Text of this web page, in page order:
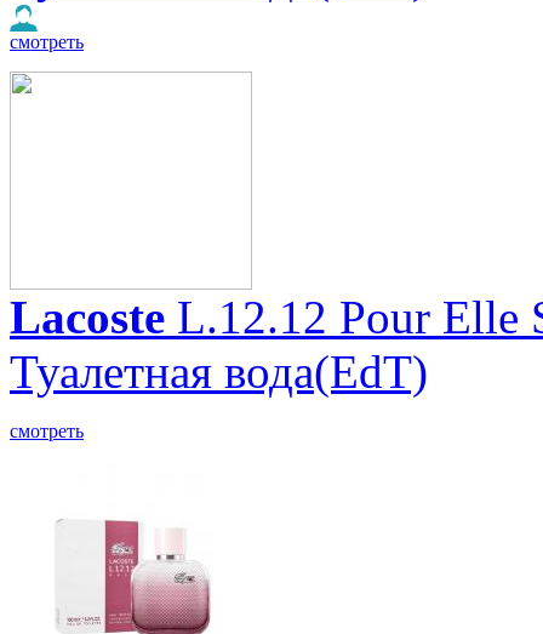
смотреть
Lacoste L.12.12 Pour Elle
Туалетная вода(EdT)
смотреть